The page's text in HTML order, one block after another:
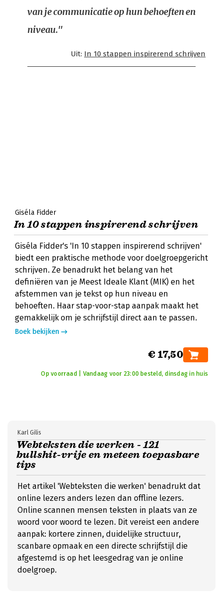
van je communicatie op hun behoeften en
niveau."
Uit: In 10 stappen inspirerend schrijven
Giséla Fidder
In 10 stappen inspirerend schrijven
Giséla Fidder's 'In 10 stappen inspirerend schrijven'
biedt een praktische methode voor doelgroepgericht
schrijven. Ze benadrukt het belang van het
definiëren van je Meest Ideale Klant (MIK) en het
afstemmen van je tekst op hun niveau en
behoeften. Haar stap-voor-stap aanpak maakt het
gemakkelijk om je schrijfstijl direct aan te passen.
Boek bekijken
€ 17,50
Op voorraad | Vandaag voor 23:00 besteld, dinsdag in huis
Webteksten die werken - 121
bullshit-vrije en meteen toepasbare
tips
Karl Gilis
Het artikel 'Webteksten die werken' benadrukt dat
online lezers anders lezen dan offline lezers.
Online scannen mensen teksten in plaats van ze
woord voor woord te lezen. Dit vereist een andere
aanpak: kortere zinnen, duidelijke structuur,
scanbare opmaak en een directe schrijfstijl die
afgestemd is op het leesgedrag van je online
doelgroep.